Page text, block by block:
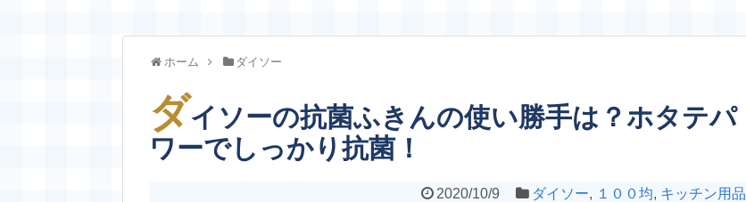
ホーム ダイソー
ダイソーの抗菌ふきんの使い勝手は？ホタテパ
ワーでしっかり抗菌！
2020/10/9 ダイソー, １００均, キッチン用品